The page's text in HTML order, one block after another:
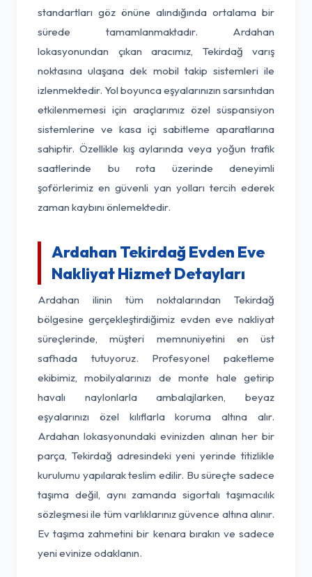
standartları göz önüne alındığında ortalama bir
sürede tamamlanmaktadır. Ardahan
lokasyonundan çıkan aracımız, Tekirdağ varış
noktasına ulaşana dek mobil takip sistemleri ile
izlenmektedir. Yol boyunca eşyalarınızın sarsıntıdan
etkilenmemesi için araçlarımız özel süspansiyon
sistemlerine ve kasa içi sabitleme aparatlarına
sahiptir. Özellikle kış aylarında veya yoğun trafik
saatlerinde bu rota üzerinde deneyimli
şoförlerimiz en güvenli yan yolları tercih ederek
zaman kaybını önlemektedir.
Ardahan Tekirdağ Evden Eve
Nakliyat Hizmet Detayları
Ardahan ilinin tüm noktalarından Tekirdağ
bölgesine gerçekleştirdiğimiz evden eve nakliyat
süreçlerinde, müşteri memnuniyetini en üst
safhada tutuyoruz. Profesyonel paketleme
ekibimiz, mobilyalarınızı de monte hale getirip
havalı naylonlarla ambalajlarken, beyaz
eşyalarınızı özel kılıflarla koruma altına alır.
Ardahan lokasyonundaki evinizden alınan her bir
parça, Tekirdağ adresindeki yeni yerinde titizlikle
kurulumu yapılarak teslim edilir. Bu süreçte sadece
taşıma değil, aynı zamanda sigortalı taşımacılık
sözleşmesi ile tüm varlıklarınız güvence altına alınır.
Ev taşıma zahmetini bir kenara bırakın ve sadece
yeni evinize odaklanın.